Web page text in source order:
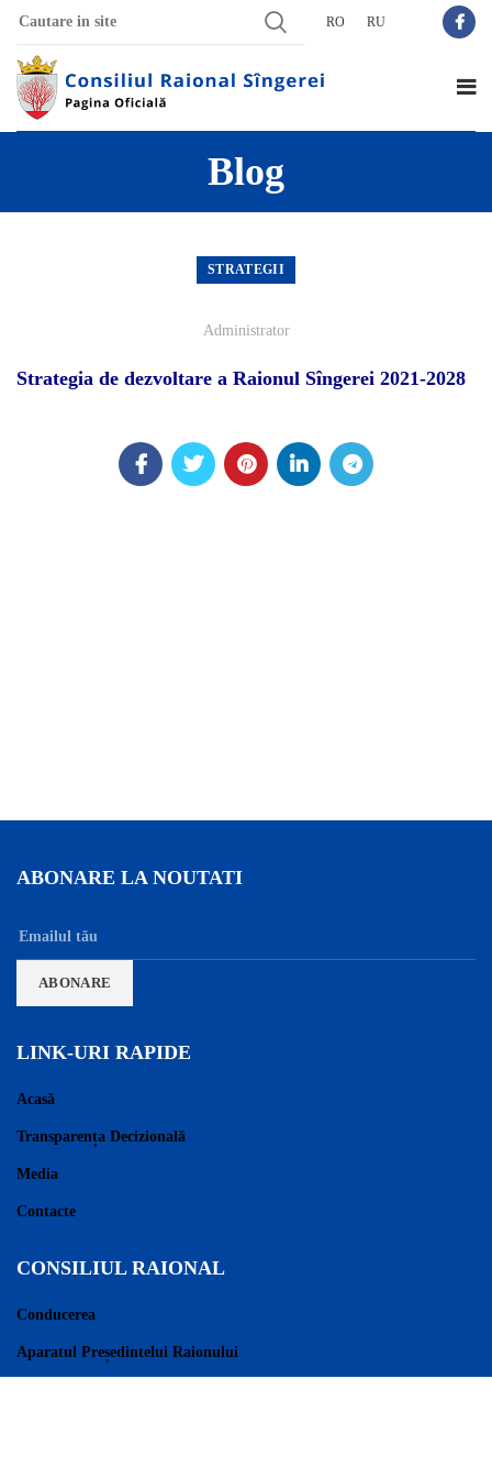
RO RU
Blog
STRATEGII
Administrator
Strategia de dezvoltare a Raionul Sîngerei 2021-2028
ABONARE LA NOUTATI
LINK-URI RAPIDE
Acasă
Transparența Decizională
Media
Contacte
CONSILIUL RAIONAL
Conducerea
Aparatul Președintelui Raionului